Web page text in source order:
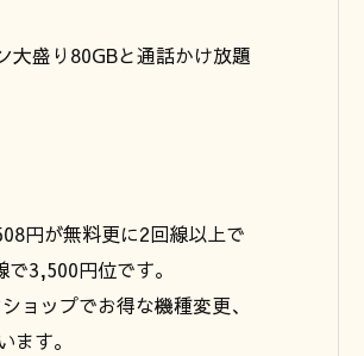
大盛り80GBと通話かけ放題
円が無料更に2回線以上で
3,500円位です。
ョップでお得な機種変更、
す。